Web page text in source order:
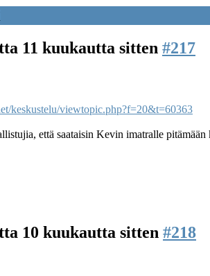
11 kuukautta sitten #217
keskustelu/viewtopic.php?f=20&t=60363
että saataisin Kevin imatralle pitämään
10 kuukautta sitten #218